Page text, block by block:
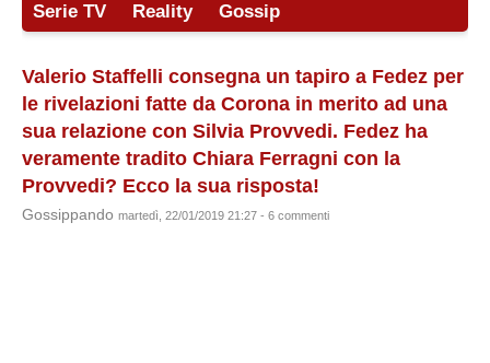
Serie TV
Reality Gossip
Valerio Staffelli consegna un tapiro a Fedez per
le rivelazioni fatte da Corona in merito ad una
sua relazione con Silvia Provvedi. Fedez ha
veramente tradito Chiara Ferragni con la
Provvedi? Ecco la sua risposta!
Gossippando martedì, 22/01/2019 21:27 - 6 commenti